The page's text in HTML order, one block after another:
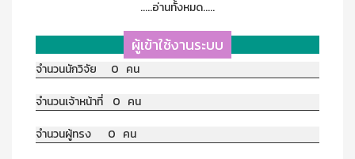
.....อ่านทั้งหมด.....
ผู้เข้าใช้งานระบบ
จำนวนนักวิจัย 0 คน
จำนวนเจ้าหน้าที่ 0 คน
จำนวนผู้ทรง 0 คน